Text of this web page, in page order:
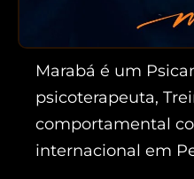
Marabá é um
psicoterapeuta,
comportamental
internacional em